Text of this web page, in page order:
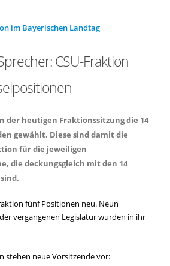
im Bayerischen Landtag
CSU-Fraktion
der heutigen Fraktionssitzung die 14
gewählt. Diese sind damit die
für die jeweiligen
die deckungsgleich mit den 14
fünf Positionen neu. Neun
vergangenen Legislatur wurden in ihr
stehen neue Vorsitzende vor: